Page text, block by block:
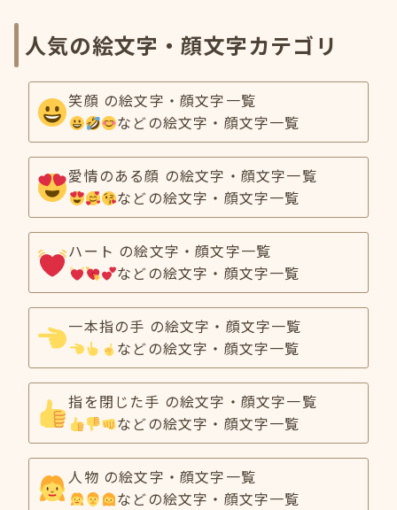
人気の絵文字・顔文字カテゴリ
笑顔 の絵文字・顔文字一覧
などの絵文字・顔文字一覧
愛情のある顔 の絵文字・顔文字一覧
などの絵文字・顔文字一覧
ハート の絵文字・顔文字一覧
などの絵文字・顔文字一覧
一本指の手 の絵文字・顔文字一覧
などの絵文字・顔文字一覧
指を閉じた手 の絵文字・顔文字一覧
などの絵文字・顔文字一覧
人物 の絵文字・顔文字一覧
などの絵文字・顔文字一覧